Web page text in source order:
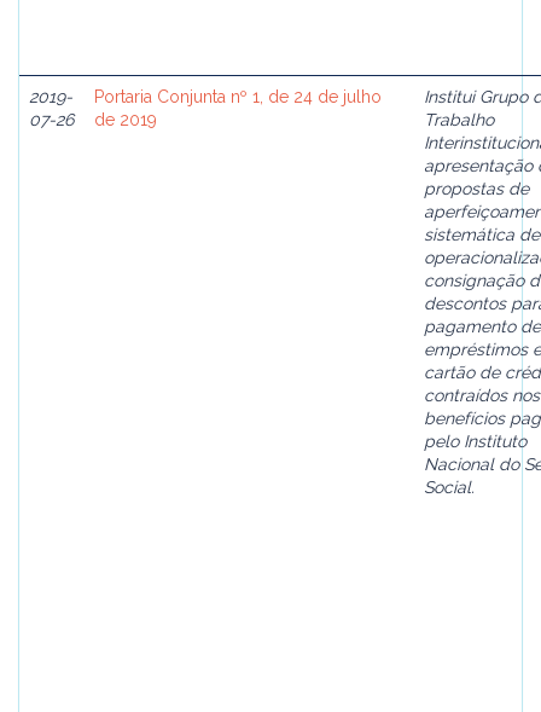
2019-
07-26
Portaria Conjunta nº 1, de 24 de julho
de 2019
Institui Grupo
Trabalho
apresentação
propostas de
sistemática de
consignação
descontos
pagamento de
empréstimos e
cartão de
contraídos nos
benefícios
pelo Instituto
Nacional do
Social.